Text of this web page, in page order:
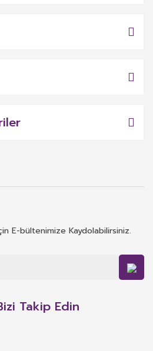
E-bültenimize Kaydolabilirsiniz.
Takip Edin